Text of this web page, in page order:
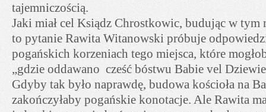
tajemniczością.
Jaki miał cel Ksiądz Chrostkowic, budując w tym
to pytanie Rawita Witanowski próbuje
pogańskich korzeniach tego miejsca, które
„gdzie oddawano cześć bóstwu Babie vel
Gdyby tak było naprawdę, budowa kościoła na
zakończyłaby pogańskie konotacje. Ale Rawita